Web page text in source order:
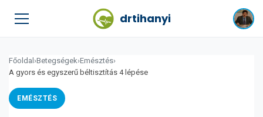
drtihanyi
Főoldal ›Betegségek›Emésztés›
A gyors és egyszerű béltisztítás 4 lépése
EMÉSZTÉS